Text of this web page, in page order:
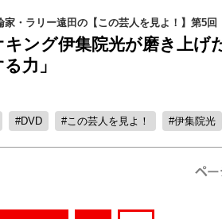
家・ラリー遠田の【この芸人を見よ！】第5回
キング伊集院光が磨き上げ
力」
DVD この芸人を見よ！ 伊集院光